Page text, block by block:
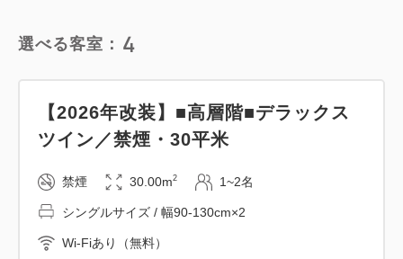
禁煙 19.00m 1~2名
Wi-Fiあり（無料）
選べる客室： 4
【2026年改装】■高層階■デラックス
ツイン／禁煙・30平米
禁煙 30.00m2 1~2名
シングルサイズ / 幅90-130cm×2
Wi-Fiあり（無料）